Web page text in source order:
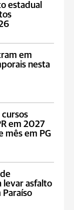
estadual
em
nesta
cursos
em 2027
mês em PG
levar asfalto
Paraíso